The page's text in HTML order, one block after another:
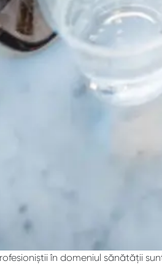
în domeniul sănătății